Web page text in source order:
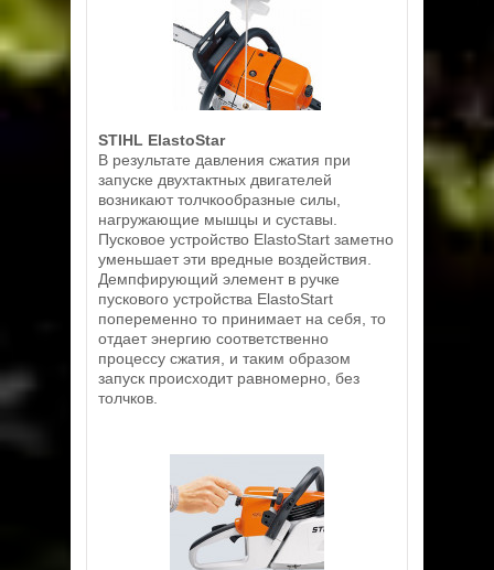
STIHL ElastoStar
В результате давления сжатия при
запуске двухтактных двигателей
возникают толчкообразные силы,
нагружающие мышцы и суставы.
Пусковое устройство ElastoStart заметно
уменьшает эти вредные воздействия.
Демпфирующий элемент в ручке
пускового устройства ElastoStart
попеременно то принимает на себя, то
отдает энергию соответственно
процессу сжатия, и таким образом
запуск происходит равномерно, без
толчков.